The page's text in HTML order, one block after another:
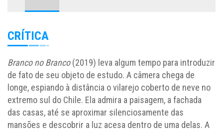
CRÍTICA
Branco no Branco(2019) leva algum tempo para introduzir
de fato de seu objeto de estudo. A câmera chega de
longe, espiando à distância o vilarejo coberto de neve no
extremo sul do Chile. Ela admira a paisagem, a fachada
das casas, até se aproximar silenciosamente das
mansões e descobrir a luz acesa dentro de uma delas. A